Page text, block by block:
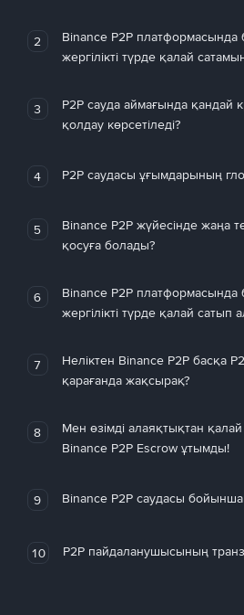
2
Binance P2P платформасында
жергілікті түрде қалай
3
P2P сауда аймағында қандай
қолдау көрсетіледі?
4 P2P саудасы ұғымдарының
5
Binance P2P жүйесінде жаңа
қосуға болады?
6
Binance P2P платформасында
жергілікті түрде қалай сатып
7
Неліктен Binance P2P басқа
қарағанда жақсырақ?
8
Мен өзімді алаяқтықтан
Binance P2P Escrow ұтымды!
9 Binance P2P саудасы
10 P2P пайдаланушысының